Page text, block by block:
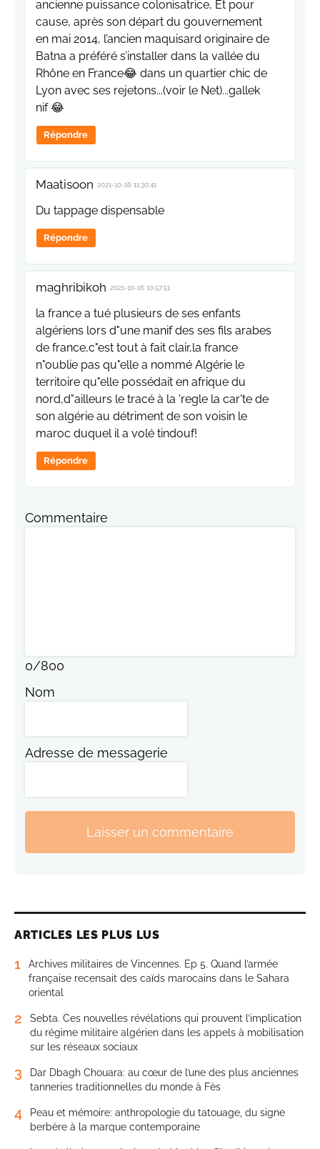
ancienne puissance colonisatrice, Et pour
cause, après son départ du gouvernement
en mai 2014, l’ancien maquisard originaire de
Batna a préféré s’installer dans la vallée du
Rhône en France😂 dans un quartier chic de
Lyon avec ses rejetons...(voir le Net)...gallek
nif 😂
Répondre
Maatisoon 2021-10-16 11:30:41
Du tappage dispensable
Répondre
maghribikoh 2021-10-16 10:57:51
la france a tué plusieurs de ses enfants
algériens lors d"une manif des ses fils arabes
de france,c"est tout à fait clair,la france
n"oublie pas qu"elle a nommé Algérie le
territoire qu"elle possédait en afrique du
nord,d"ailleurs le tracé à la 'regle la car'te de
son algérie au détriment de son voisin le
maroc duquel il a volé tindouf!
Répondre
Commentaire
0/800
Nom
Adresse de messagerie
Laisser un commentaire
ARTICLES LES PLUS LUS
1
Archives militaires de Vincennes. Ep 5. Quand l’armée
française recensait des caïds marocains dans le Sahara
oriental
2
Sebta. Ces nouvelles révélations qui prouvent l’implication
du régime militaire algérien dans les appels à mobilisation
sur les réseaux sociaux
3
Dar Dbagh Chouara: au cœur de l’une des plus anciennes
tanneries traditionnelles du monde à Fès
4
Peau et mémoire: anthropologie du tatouage, du signe
berbère à la marque contemporaine